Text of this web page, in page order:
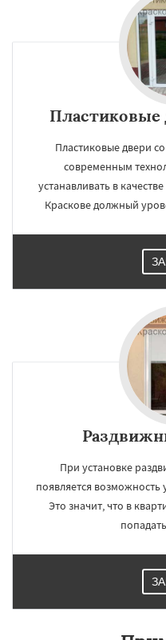
Пластиковые
Пластиковые двери
современным
устанавливать в
Краскове должный
При установке
появляется возможность
Это значит, что в